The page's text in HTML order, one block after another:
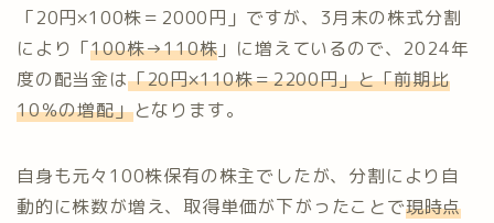
「20円×100株＝2000円」ですが、3月末の株式分割
により「100株→110株 」に増えているので、2024年
度の配当金は「20円×110株＝2200円」と「前期比
10％の増配」となります。
自身も元々100株保有の株主でしたが、分割により自
動的に株数が増え、取得単価が下がったことで現時点